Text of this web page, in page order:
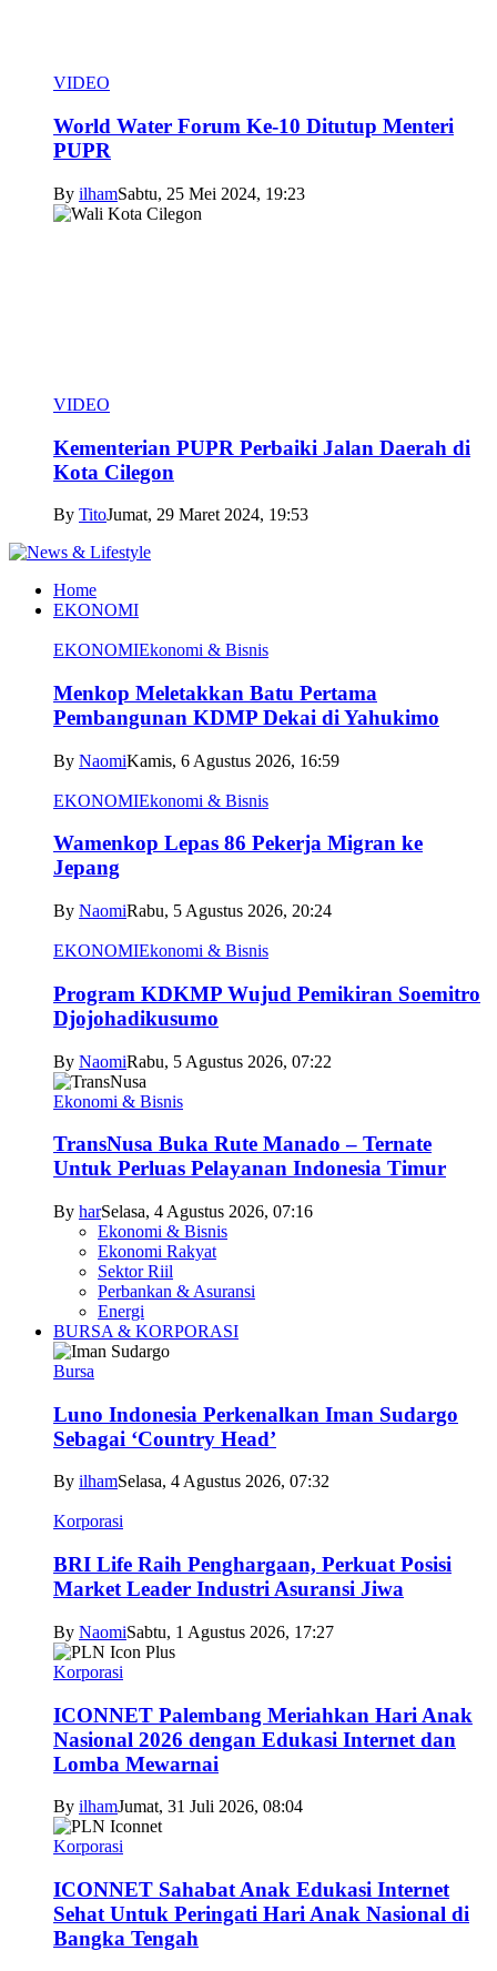
VIDEO
World Water Forum Ke-10 Ditutup Menteri
PUPR
By ilhamSabtu, 25 Mei 2024, 19:23
VIDEO
Kementerian PUPR Perbaiki Jalan Daerah di
Kota Cilegon
By TitoJumat, 29 Maret 2024, 19:53
Home
EKONOMI
EKONOMIEkonomi & Bisnis
Menkop Meletakkan Batu Pertama
Pembangunan KDMP Dekai di Yahukimo
By NaomiKamis, 6 Agustus 2026, 16:59
EKONOMIEkonomi & Bisnis
Wamenkop Lepas 86 Pekerja Migran ke
Jepang
By NaomiRabu, 5 Agustus 2026, 20:24
EKONOMIEkonomi & Bisnis
Program KDKMP Wujud Pemikiran Soemitro
Djojohadikusumo
By NaomiRabu, 5 Agustus 2026, 07:22
Ekonomi & Bisnis
TransNusa Buka Rute Manado – Ternate
Untuk Perluas Pelayanan Indonesia Timur
By harSelasa, 4 Agustus 2026, 07:16
Ekonomi & Bisnis
Ekonomi Rakyat
Sektor Riil
Perbankan & Asuransi
Energi
BURSA & KORPORASI
Bursa
Luno Indonesia Perkenalkan Iman Sudargo
Sebagai ‘Country Head’
By ilhamSelasa, 4 Agustus 2026, 07:32
Korporasi
BRI Life Raih Penghargaan, Perkuat Posisi
Market Leader Industri Asuransi Jiwa
By NaomiSabtu, 1 Agustus 2026, 17:27
Korporasi
ICONNET Palembang Meriahkan Hari Anak
Nasional 2026 dengan Edukasi Internet dan
Lomba Mewarnai
By ilhamJumat, 31 Juli 2026, 08:04
Korporasi
ICONNET Sahabat Anak Edukasi Internet
Sehat Untuk Peringati Hari Anak Nasional di
Bangka Tengah